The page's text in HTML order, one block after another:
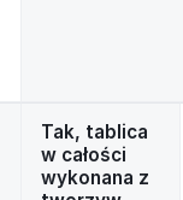
Tak, tablica
w całości
wykonana z